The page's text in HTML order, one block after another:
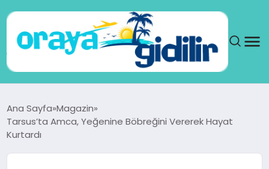
SAĞLIK
Ana Sayfa Magazin
Tarsus’ta Amca, Yeğenine Böbreğini Vererek Hayat
Kurtardı